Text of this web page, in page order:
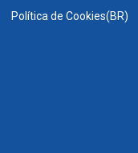
Política de Cookies(BR)